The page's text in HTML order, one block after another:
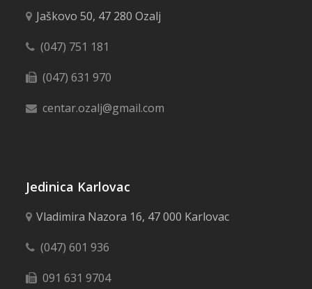
Jaškovo 50, 47 280 Ozalj
(047) 751 181
(047) 631 970
centar.ozalj@gmail.com
Jedinica Karlovac
Vladimira Nazora 16, 47 000 Karlovac
(047) 601 936
091 631 9704